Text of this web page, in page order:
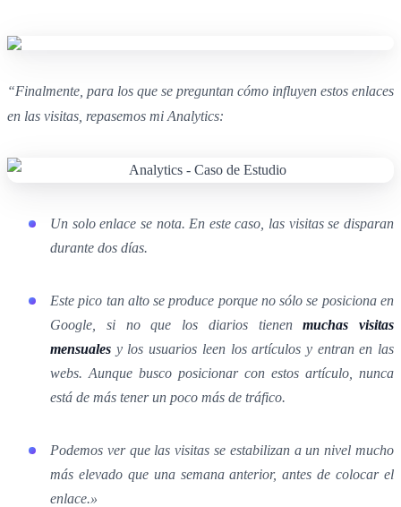
“Finalmente, para los que se preguntan cómo influyen estos enlaces
en las visitas, repasemos mi Analytics:
Un solo enlace se nota. En este caso, las visitas se disparan
durante dos días.
Este pico tan alto se produce porque no sólo se posiciona en
Google, si no que los diarios tienenmuchas visitas
mensuales y los usuarios leen los artículos y entran en las
webs. Aunque busco posicionar con estos artículo, nunca
está de más tener un poco más de tráfico.
Podemos ver que las visitas se estabilizan a un nivel mucho
más elevado que una semana anterior, antes de colocar el
enlace.»